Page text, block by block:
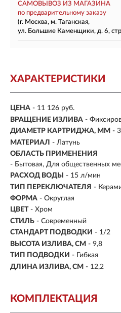
САМОВЫВОЗ ИЗ МАГАЗИНА
по предварительному заказу
(г. Москва, м. Таганская,
ул. Большие Каменщики, д. 6,
ХАРАКТЕРИСТИКИ
ЦЕНА - 11 126 руб.
ВРАЩЕНИЕ ИЗЛИВА -
ДИАМЕТР КАРТРИДЖА, ММ -
МАТЕРИАЛ - Латунь
ОБЛАСТЬ ПРИМЕНЕНИЯ
- Бытовая, Для общественных
РАСХОД ВОДЫ
- 15 л/мин
ТИП ПЕРЕКЛЮЧАТЕЛЯ -
ФОРМА - Округлая
ЦВЕТ - Хром
СТИЛЬ - Современный
СТАНДАРТ ПОДВОДКИ - 1/2
ВЫСОТА ИЗЛИВА, СМ - 9,8
ТИП ПОДВОДКИ -
Гибкая
ДЛИНА ИЗЛИВА, СМ - 12,2
КОМПЛЕКТАЦИЯ